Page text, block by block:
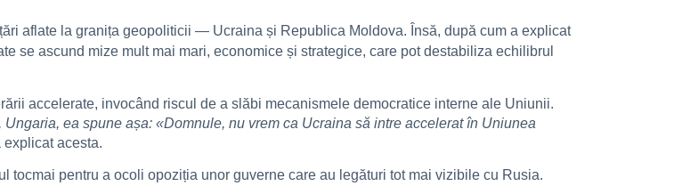
aflate la granița geopoliticii — Ucraina și Republica Moldova. Însă, după cum a explicat
se ascund mize mult mai mari, economice și strategice, care pot destabiliza echilibrul
accelerate, invocând riscul de a slăbi mecanismele democratice interne ale Uniunii.
ea spune așa: «Domnule, nu vrem ca Ucraina să intre accelerat în Uniunea
explicat acesta.
pentru a ocoli opoziția unor guverne care au legături tot mai vizibile cu Rusia.